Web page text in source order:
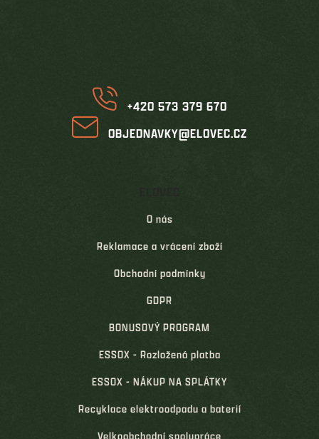
+420 573 379 670
OBJEDNAVKY@ELOVEC.CZ
O nás
Reklamace a vrácení zboží
Obchodní podmínky
GDPR
BONUSOVÝ PROGRAM
ESSOX - Rozložená platba
ESSOX - NÁKUP NA SPLÁTKY
Recyklace elektroodpadu a baterií
Velkoobchodní spolupráce